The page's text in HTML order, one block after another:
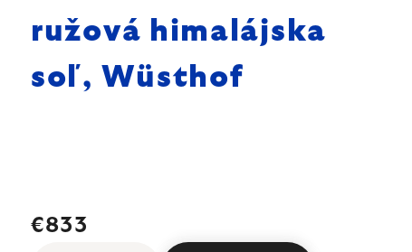
ružová himalájska
soľ, Wüsthof
€833